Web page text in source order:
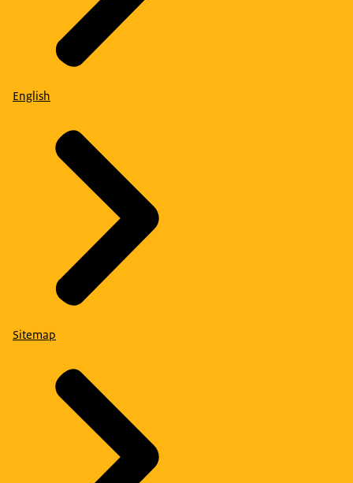
English
Sitemap